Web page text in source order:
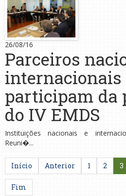
26/08/16
Parceiros
internacionais
participam da
do IV EMDS
Instituições nacionais e
Reuni�...
Início
Anterior 1 2 3
Fim